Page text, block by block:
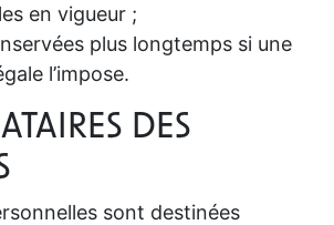
en vigueur ;
plus longtemps si une
l’impose.
DES
sont destinées